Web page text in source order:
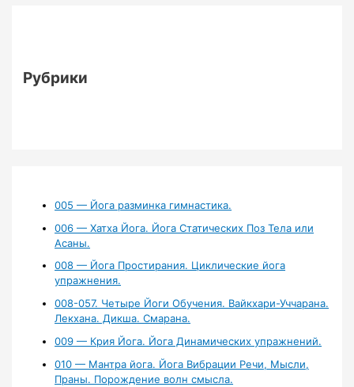
Рубрики
005 — Йога разминка гимнастика.
006 — Хатха Йога. Йога Статических Поз Тела или
Асаны.
008 — Йога Простирания. Циклические йога
упражнения.
008-057. Четыре Йоги Обучения. Вайкхари-Уччарана.
Лекхана. Дикша. Смарана.
009 — Крия Йога. Йога Динамических упражнений.
010 — Мантра йога. Йога Вибрации Речи, Мысли,
Праны. Порождение волн смысла.